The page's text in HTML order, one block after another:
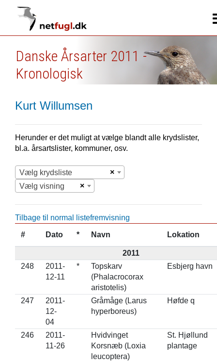
Danske Årsarter 2011 -
Kronologisk
Kurt Willumsen
Herunder er det muligt at vælge blandt alle krydslister,
bl.a. årsartslister, kommuner, osv.
×
Vælg krydsliste
×
Vælg visning
Tilbage til normal listefremvisning
# Dato * Navn Lokation
2011
248
2011-
12-11
*
Topskarv
(Phalacrocorax
aristotelis)
Esbjerg havn
247
2011-
12-
04
Gråmåge (Larus
hyperboreus)
Høfde q
246
2011-
11-26
Hvidvinget
Korsnæb (Loxia
leucoptera)
St. Hjøllund
plantage